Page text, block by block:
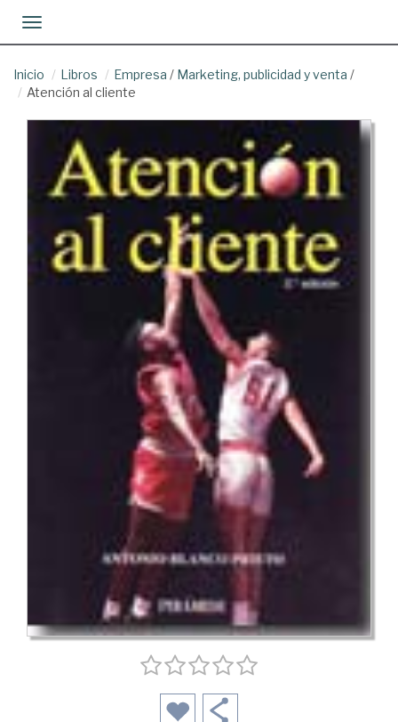
Toggle navigation
Inicio Libros Empresa / Marketing, publicidad y venta /
Atención al cliente